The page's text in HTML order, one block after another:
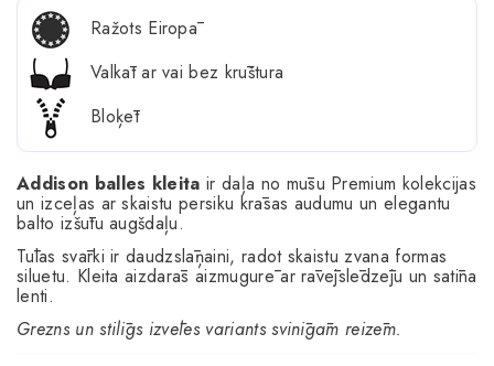
Ražots Eiropā
Valkāt ar vai bez krūštura
Bloķēt
Addison balles kleita ir daļa no mūsu Premium kolekcijas
un izceļas ar skaistu persiku krāsas audumu un elegantu
balto izšūtu augšdaļu.
Tūlas svārki ir daudzslāņaini, radot skaistu zvana formas
siluetu. Kleita aizdarās aizmugurē ar rāvējslēdzēju un satīna
lenti.
Grezns un stilīgs izvēles variants svinīgām reizēm.